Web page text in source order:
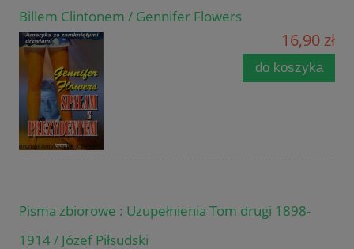
Billem Clintonem / Gennifer Flowers
16,90 zł
do koszyka
Pisma zbiorowe : Uzupełnienia Tom drugi 1898-
1914 / Józef Piłsudski